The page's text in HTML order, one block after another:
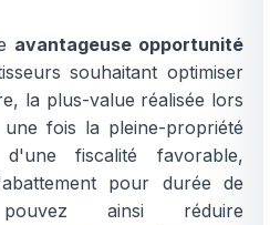
avantageuse opportunité
souhaitant optimiser
la plus-value réalisée lors
fois la pleine-propriété
fiscalité favorable,
pour durée de
ainsi réduire